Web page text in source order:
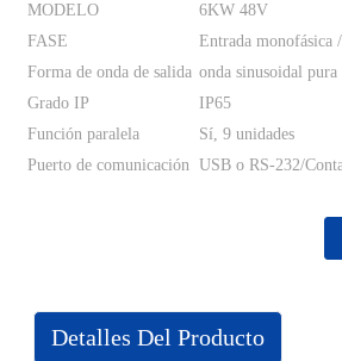
MODELO
6KW 48V
FASE
Entrada monofásica
Forma de onda de salida onda sinusoidal pura
Grado IP
IP65
Función paralela
Sí, 9 unidades
Puerto de comunicación USB o RS-232/
Detalles Del Producto